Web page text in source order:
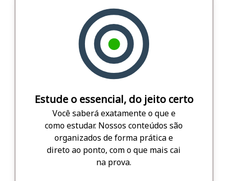
Estude o essencial, do jeito certo
Você saberá exatamente o que e
como estudar. Nossos conteúdos são
organizados de forma prática e
direto ao ponto, com o que mais cai
na prova.